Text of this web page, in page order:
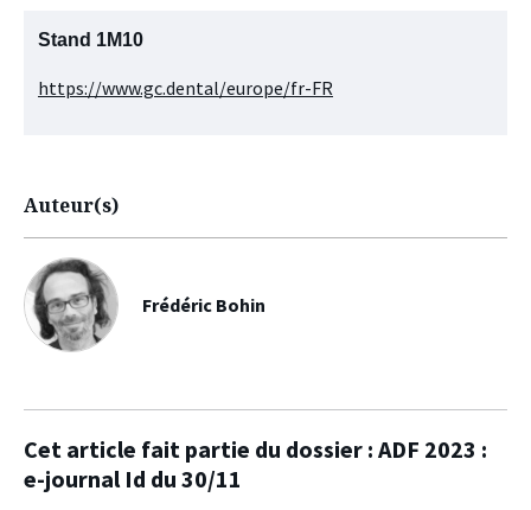
Stand 1M10
https://www.gc.dental/europe/fr-FR
Auteur(s)
Frédéric Bohin
Cet article fait partie du dossier : ADF 2023 :
e-journal Id du 30/11